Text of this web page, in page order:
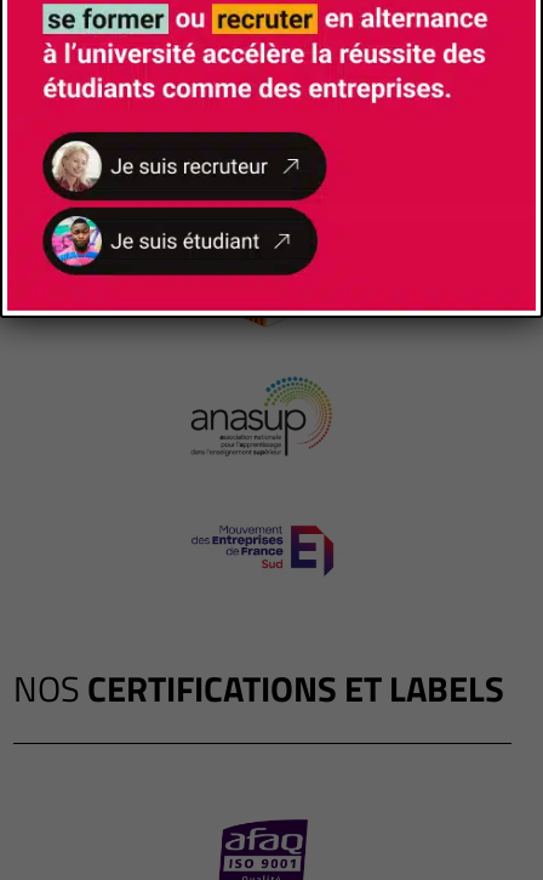
NOSCERTIFICATIONS ET LABELS